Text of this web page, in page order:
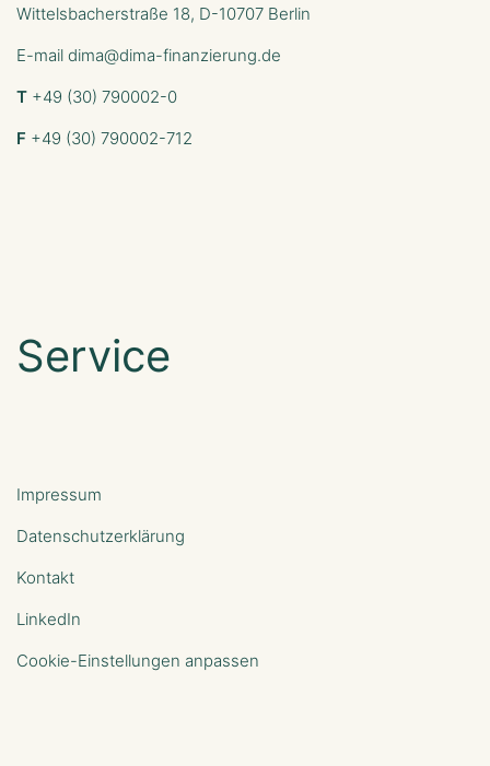
Wittelsbacherstraße 18, D-10707 Berlin
E-mail dima@dima-finanzierung.de
T +49 (30) 790002-0
F +49 (30) 790002-712
Service
Impressum
Datenschutzerklärung
Kontakt
LinkedIn
Cookie-Einstellungen anpassen